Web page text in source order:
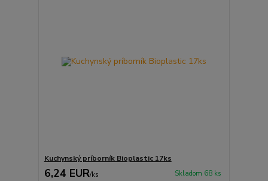
Kuchynský príborník Bioplastic 17ks
6,24 EUR/ks Skladom 68 ks